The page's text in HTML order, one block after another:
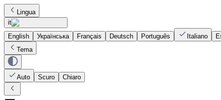
Lingua
it
English
Українська Français Deutsch Português Italiano
Tema
Auto Scuro Chiaro